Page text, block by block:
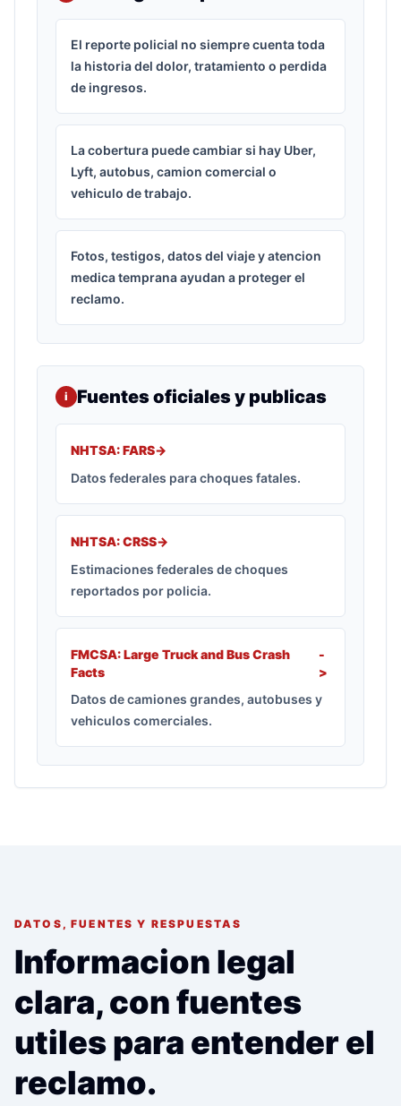
El reporte policial no siempre cuenta toda
la historia del dolor, tratamiento o perdida
de ingresos.
La cobertura puede cambiar si hay Uber,
Lyft, autobus, camion comercial o
vehiculo de trabajo.
Fotos, testigos, datos del viaje y atencion
medica temprana ayudan a proteger el
reclamo.
i Fuentes oficiales y publicas
NHTSA: FARS->
Datos federales para choques fatales.
NHTSA: CRSS->
Estimaciones federales de choques
reportados por policia.
FMCSA: Large Truck and Bus Crash
Facts
-
>
Datos de camiones grandes, autobuses y
vehiculos comerciales.
DATOS, FUENTES Y RESPUESTAS
Informacion legal
clara, con fuentes
utiles para entender el
reclamo.